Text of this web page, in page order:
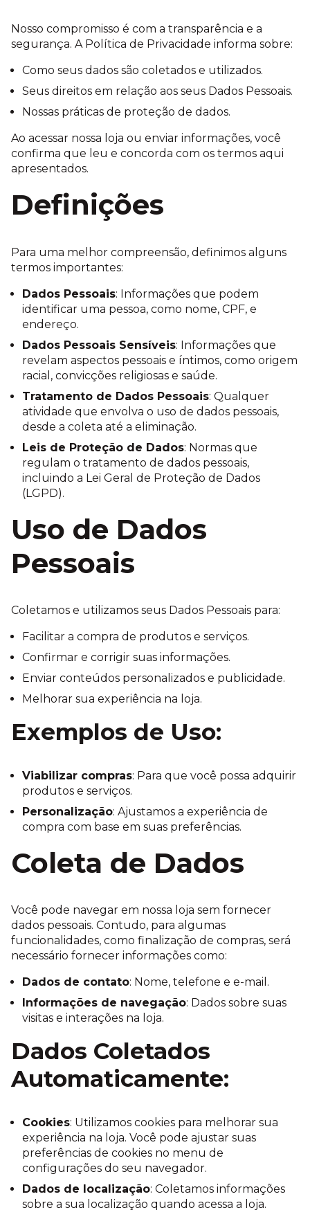
Nosso compromisso é com a transparência e a
segurança. A Política de Privacidade informa sobre:
Como seus dados são coletados e utilizados.
Seus direitos em relação aos seus Dados Pessoais.
Nossas práticas de proteção de dados.
Ao acessar nossa loja ou enviar informações, você
confirma que leu e concorda com os termos aqui
apresentados.
Definições
Para uma melhor compreensão, definimos alguns
termos importantes:
Dados Pessoais: Informações que podem
identificar uma pessoa, como nome, CPF, e
endereço.
Dados Pessoais Sensíveis: Informações que
revelam aspectos pessoais e íntimos, como origem
racial, convicções religiosas e saúde.
Tratamento de Dados Pessoais: Qualquer
atividade que envolva o uso de dados pessoais,
desde a coleta até a eliminação.
Leis de Proteção de Dados: Normas que
regulam o tratamento de dados pessoais,
incluindo a Lei Geral de Proteção de Dados
(LGPD).
Uso de Dados
Pessoais
Coletamos e utilizamos seus Dados Pessoais para:
Facilitar a compra de produtos e serviços.
Confirmar e corrigir suas informações.
Enviar conteúdos personalizados e publicidade.
Melhorar sua experiência na loja.
Exemplos de Uso:
Viabilizar compras: Para que você possa adquirir
produtos e serviços.
Personalização: Ajustamos a experiência de
compra com base em suas preferências.
Coleta de Dados
Você pode navegar em nossa loja sem fornecer
dados pessoais. Contudo, para algumas
funcionalidades, como finalização de compras, ser
necessário fornecer informações como:
Dados de contato: Nome, telefone e e-mail.
Informações de navegação: Dados sobre suas
visitas e interações na loja.
Dados Coletados
Automaticamente:
Cookies: Utilizamos cookies para melhorar sua
experiência na loja. Você pode ajustar suas
preferências de cookies no menu de
configurações do seu navegador.
Dados de localização: Coletamos informações
sobre a sua localização quando acessa a loja.